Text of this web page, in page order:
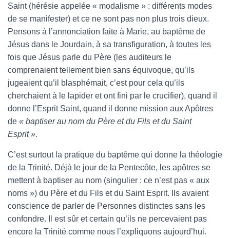
Saint (hérésie appelée « modalisme » : différents modes
de se manifester) et ce ne sont pas non plus trois dieux.
Pensons à l’annonciation faite à Marie, au baptême de
Jésus dans le Jourdain, à sa transfiguration, à toutes les
fois que Jésus parle du Père (les auditeurs le
comprenaient tellement bien sans équivoque, qu’ils
jugeaient qu’il blasphémait, c’est pour cela qu’ils
cherchaient à le lapider et ont fini par le crucifier), quand il
donne l’Esprit Saint, quand il donne mission aux Apôtres
de « baptiser au nom du Père et du Fils et du Saint
Esprit ».
C’est surtout la pratique du baptême qui donne la théologie
de la Trinité. Déjà le jour de la Pentecôte, les apôtres se
mettent à baptiser au nom (singulier : ce n’est pas « aux
noms ») du Père et du Fils et du Saint Esprit. Ils avaient
conscience de parler de Personnes distinctes sans les
confondre. Il est sûr et certain qu’ils ne percevaient pas
encore la Trinité comme nous l’expliquons aujourd’hui.